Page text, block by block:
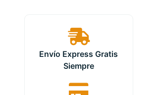
Envío Express Gratis
Siempre